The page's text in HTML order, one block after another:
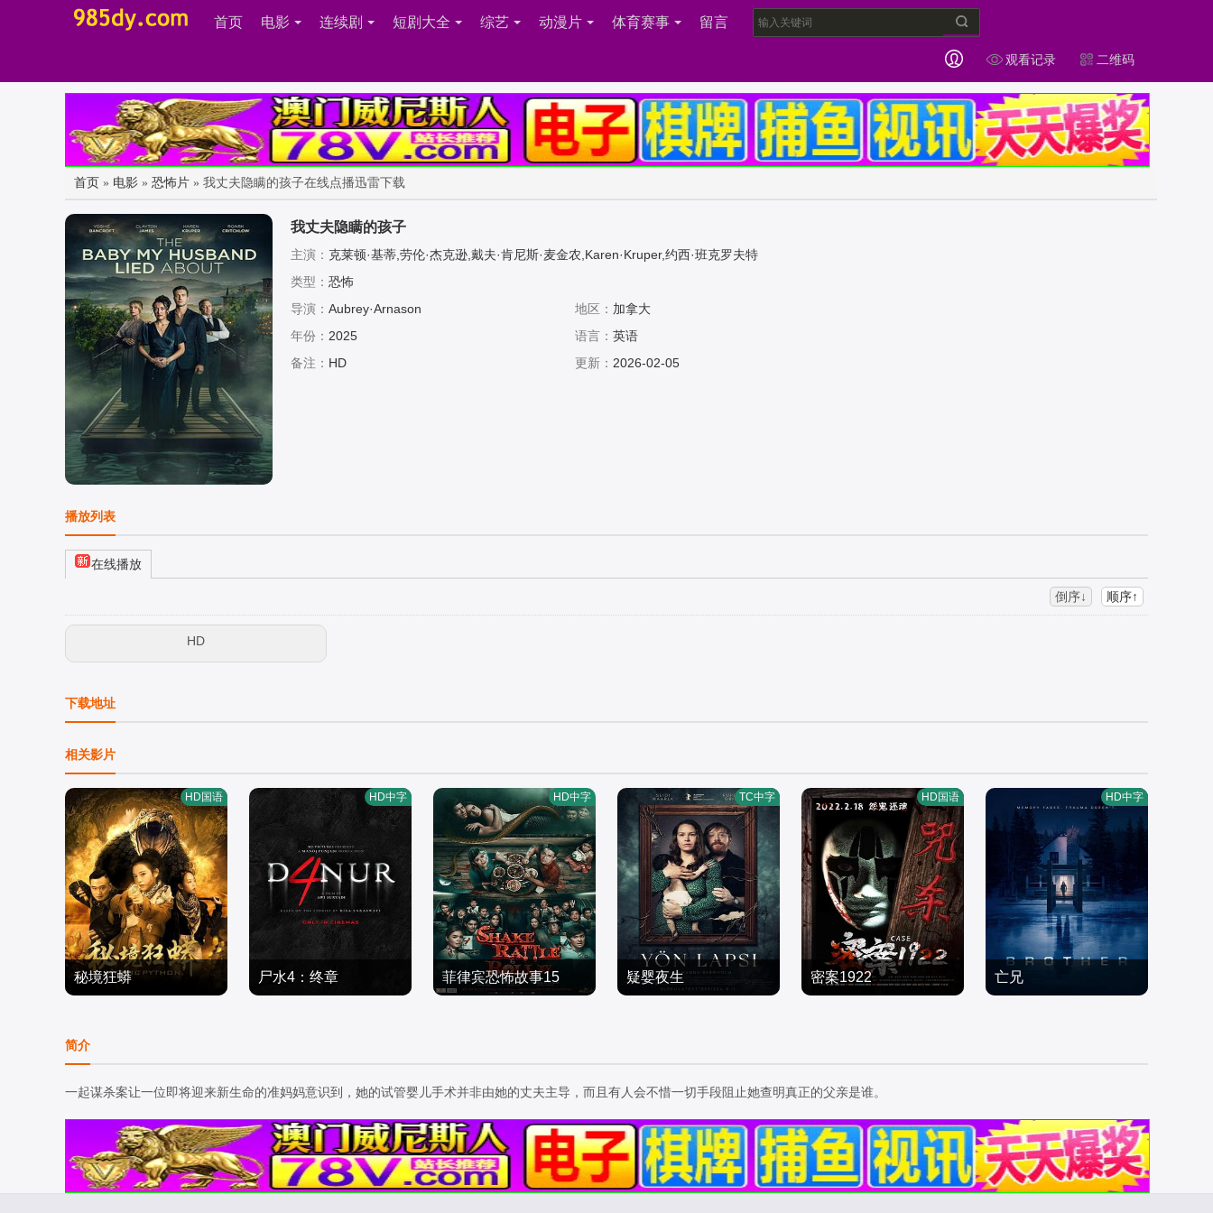
首页 电影 连续剧 短剧大全 综艺 动漫片 体育赛事 留言
二维码
观看记录
首页 » 电影 » 恐怖片 » 我丈夫隐瞒的孩子在线点播迅雷下载
我丈夫隐瞒的孩子
主演： 克莱顿·基蒂,劳伦·杰克逊,戴夫·肯尼斯·麦金农,Karen·Kruper,约西·班克罗夫特
类型： 恐怖
导演： Aubrey·Arnason 地区： 加拿大
年份： 2025 语言： 英语
备注： HD 更新： 2026-02-05
播放列表
在线播放
倒序↓ 顺序↑
HD
下载地址
相关影片
秘境狂蟒
恐怖片
0/中国大陆
HD国语
尸水4：终章
西,Zee·Asadel,Dito·Darm
awan,Lewis·Robert,Muh
ammad·Fauzan,Ayden·J
effrey,Darian·Rizki,Fillio·
Dheno,Dian·Nitami,Anya
2026/印度尼西亚
HD中字
菲律宾恐怖故事15
2014/Philippines
HD中字
疑婴夜生
欧,丽贝卡·莱西,约翰·汤姆
森,Silvia,Saloranta,Satu,
Tuuli,Karhu,阿米拉·哈利
法,Johanna,Kuuva,Mari,
Rantasila,Helena,Rängm
2026/芬兰 / 立陶宛 / 法国
TC中字
密案1922
2022/中国大陆
HD国语
亡兄
2026/加拿大
HD中字
简介
一起谋杀案让一位即将迎来新生命的准妈妈意识到，她的试管婴儿手术并非由她的丈夫主导，而且有人会不惜一切手段阻止她查明真正的父亲是谁。